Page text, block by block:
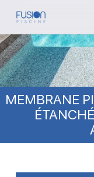
Skip
main
content
MEMBRANE